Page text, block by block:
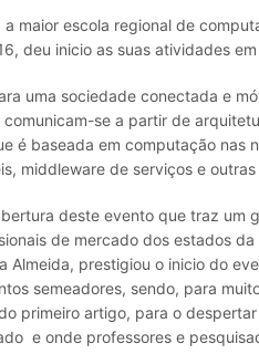
maior escola regional de
deu inicio as suas atividades
uma sociedade conectada e
se a partir de
é baseada em computação nas
middleware de serviços e
deste evento que traz um
de mercado dos estados
Almeida, prestigiou o inicio do
semeadores, sendo, para
primeiro artigo, para o
e onde professores e